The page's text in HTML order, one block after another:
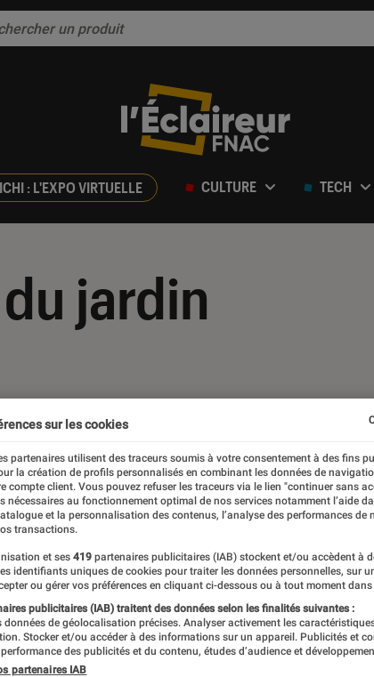
: L'EXPO VIRTUELLE CULTURE TECH
jardin
guides
sur les cookies
partenaires utilisent des traceurs soumis à votre consentement à des fins
la création de profils personnalisés en combinant les données de
compte client. Vous pouvez refuser les traceurs via le lien "continuer sans
nécessaires au fonctionnement optimal de nos services notamment l’aide
et la personnalisation des contenus, l’analyse des performances de
transactions.
et ses 419 partenaires publicitaires (IAB) stockent et/ou accèdent à
identifiants uniques de cookies pour traiter les données personnelles, sur
ou gérer vos préférences en cliquant ci-dessous ou à tout moment dans
publicitaires (IAB) traitent des données selon les finalités suivantes :
données de géolocalisation précises. Analyser activement les
Stocker et/ou accéder à des informations sur un appareil. Publicités et
des publicités et du contenu, études d’audience et
partenaires IAB